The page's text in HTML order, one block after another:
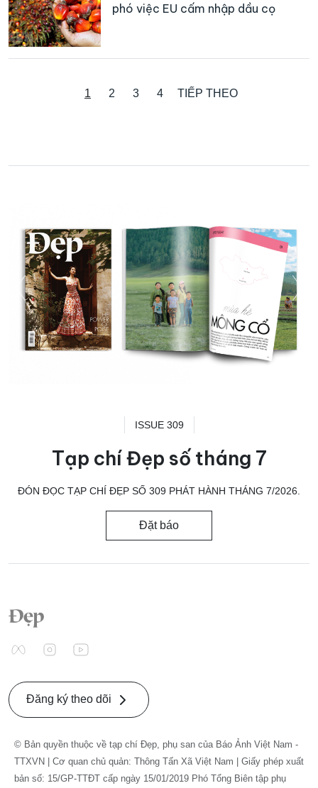
phó việc EU cấm nhập dầu cọ
1 2 3 4 TIẾP THEO
ISSUE 309
Tạp chí Đẹp số tháng 7
ĐÓN ĐỌC TẠP CHÍ ĐẸP SỐ 309 PHÁT HÀNH THÁNG 7/2026.
Đặt báo
Đăng ký theo dõi
© Bản quyền thuộc về tạp chí Đẹp, phụ san của Báo Ảnh Việt Nam -
TTXVN | Cơ quan chủ quản: Thông Tấn Xã Việt Nam | Giấy phép xuất
bản số: 15/GP-TTĐT cấp ngày 15/01/2019 Phó Tổng Biên tập phụ